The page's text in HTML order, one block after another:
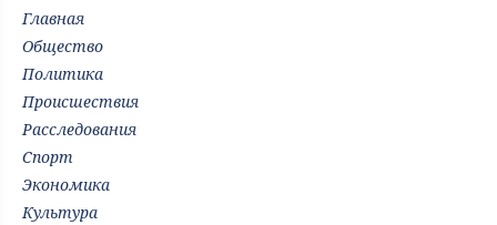
Главная
Общество
Политика
Происшествия
Расследования
Спорт
Экономика
Культура